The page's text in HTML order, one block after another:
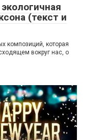
(текст и
композиций, которая
вокруг нас, о